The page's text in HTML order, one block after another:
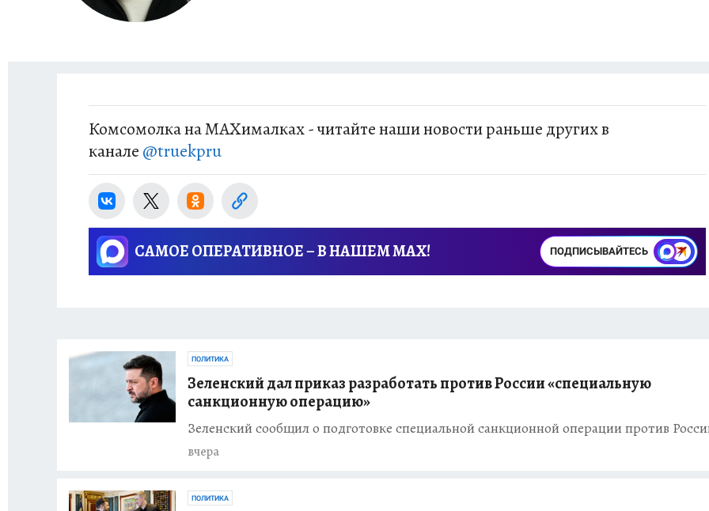
Комсомолка на MAXималках - читайте наши новости раньше других в
канале @truekpru
САМОЕ ОПЕРАТИВНОЕ – В НАШЕМ MAX! ПОДПИСЫВАЙТЕСЬ
ПОЛИТИКА
Зеленский дал приказ разработать против России «специальную
санкционную операцию»
Зеленский сообщил о подготовке специальной санкционной операции против
вчера
ПОЛИТИКА